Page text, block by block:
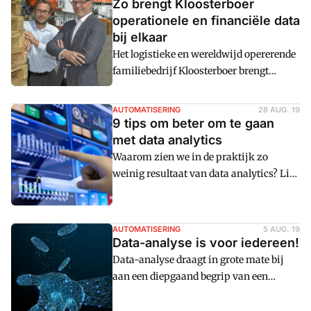
Zo brengt Kloosterboer
operationele en financiële data
bij elkaar
Het logistieke en wereldwijd opererende
familiebedrijf Kloosterboer brengt
operationele en financiu00eble data
dichterbij elkaar. Om op die manier een
professionaliseringslag te slaan en het
rendement uit investeringen te
verhogen. Consolidatiesoftware is
daarbij du00e9 basis, zeggen group
controller Wolter Brama en interim-cfo
Luuk van der Pal.
AUTOMATISERING 28 AUG. 19
9 tips om beter om te gaan
met data analytics
Waarom zien we in de praktijk zo
weinig resultaat van data analytics? Ligt
dat aan de verwachtigen? Of aan de data?
Aan de tooling? Of aan uzelf? Op
FrankWatching.nl vond cm: 9 tips om
data daadwerkelijk om te zetten in
waardevolle informatie.
AUTOMATISERING 5 AUG. 19
Data-analyse is voor iedereen!
Data-analyse draagt in grote mate bij
aan een diepgaand begrip van een
onderneming en haar activiteiten,